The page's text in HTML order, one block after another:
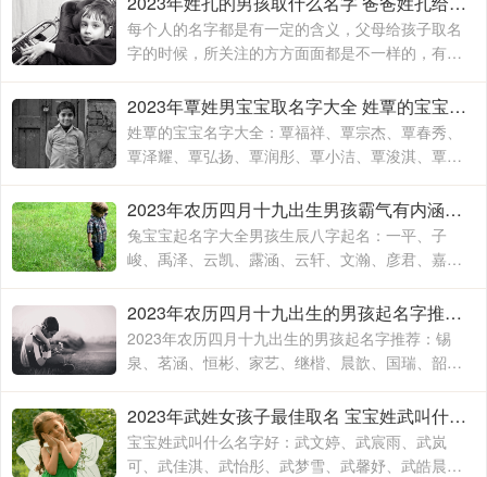
每个人的名字都是有一定的含义，父母给孩子取名
字的时候，所关注的方方面面都是不一样的，有的
时候就算是同名同姓的人，相信所展现出来的寓意
也是有所不同的，这主要要看父母对于孩子的期待
和要求
2023年覃姓男宝宝取名字大全 姓覃的宝宝名字大全
姓覃的宝宝名字大全：覃福祥、覃宗杰、覃春秀、
覃泽耀、覃弘扬、覃润彤、覃小洁、覃浚淇、覃炳
坤、覃玉阳、覃宗宝、覃兴隆、覃天予、覃欣君、
覃瑞源、覃吉米、覃熙
2023年农历四月十九出生男孩霸气有内涵的名字 兔宝宝起名字大全男孩生辰八字起名
兔宝宝起名字大全男孩生辰八字起名：一平、子
峻、禹泽、云凯、露涵、云轩、文瀚、彦君、嘉
林、霄云、子栋、亦心、梓玉、洛伊、宸溪、浩
明、沐一、浚泽、智豪、鑫磊
2023年农历四月十九出生的男孩起名字推荐 兔年男孩名字2023年名字大全
2023年农历四月十九出生的男孩起名字推荐：锡
泉、茗涵、恒彬、家艺、继楷、晨歆、国瑞、韶
涵、融淳、道明、一惟、智铭、佳洛、奕谨、君
然、明杨、冠泽、晓锋、
2023年武姓女孩子最佳取名 宝宝姓武叫什么名字好
宝宝姓武叫什么名字好：武文婷、武宸雨、武岚
可、武佳淇、武怡彤、武梦雪、武馨妤、武皓晨、